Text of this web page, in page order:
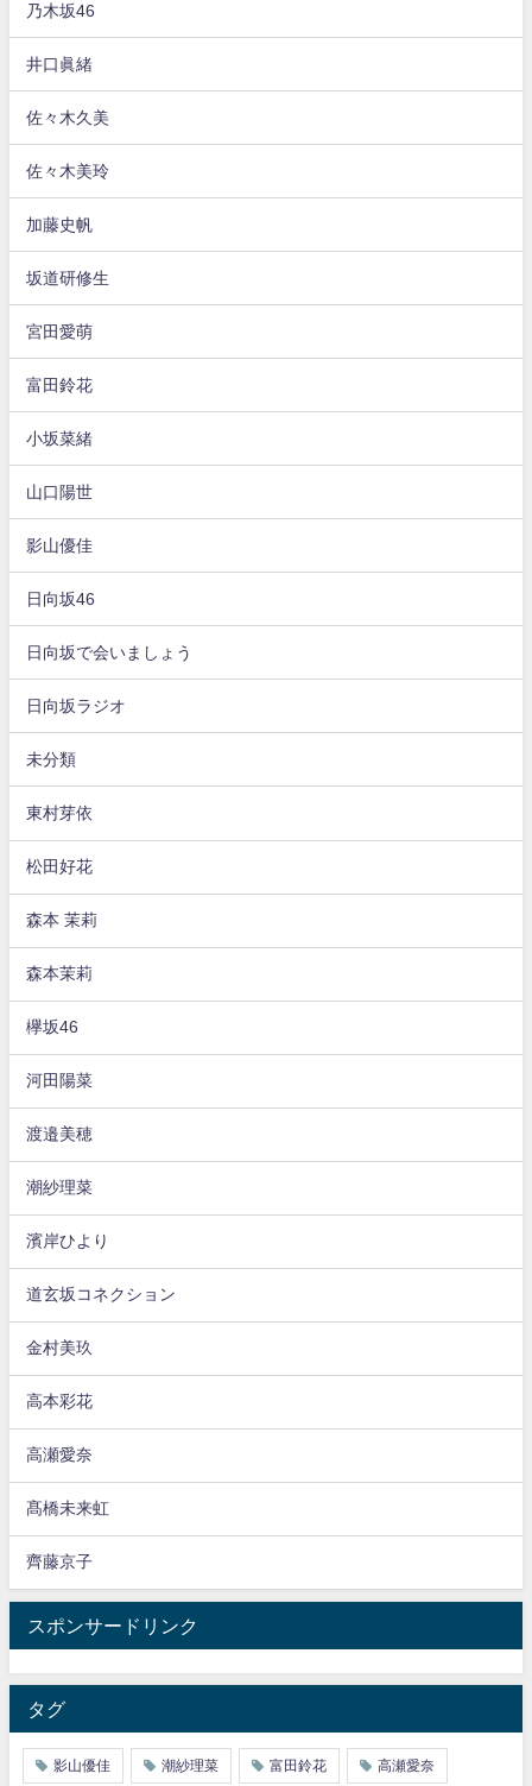
乃木坂46
井口眞緒
佐々木久美
佐々木美玲
加藤史帆
坂道研修生
宮田愛萌
富田鈴花
小坂菜緒
山口陽世
影山優佳
日向坂46
日向坂で会いましょう
日向坂ラジオ
未分類
東村芽依
松田好花
森本 茉莉
森本茉莉
欅坂46
河田陽菜
渡邉美穂
潮紗理菜
濱岸ひより
道玄坂コネクション
金村美玖
高本彩花
高瀬愛奈
髙橋未来虹
齊藤京子
スポンサードリンク
タグ
影山優佳 潮紗理菜 富田鈴花 高瀬愛奈